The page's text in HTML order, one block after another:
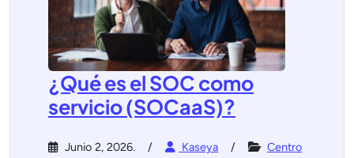
¿Qué es el SOC como
servicio (SOCaaS)?
Junio 2, 2026. Kaseya
Centro